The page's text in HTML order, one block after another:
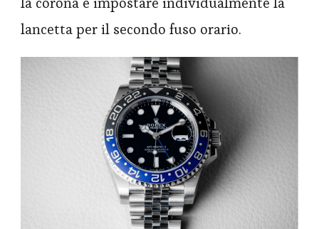
lancetta per il secondo fuso orario.